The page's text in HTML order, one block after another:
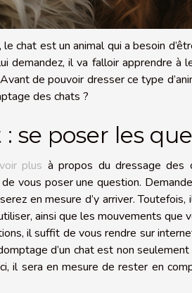
chat est un animal qui a besoin
demandez, il va falloir apprendre
de pouvoir dresser ce type
des chats ?
se poser les
plus à propos du dressage des
vous poser une question.
en mesure d’y arriver.
ainsi que les mouvements que
il suffit de vous rendre sur
d’un chat est non
il sera en mesure de rester en